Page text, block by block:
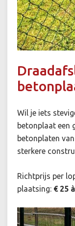
Wil je iets
betonplaat een
betonplaten
sterkere
Richtprijs per
plaatsing: € 25